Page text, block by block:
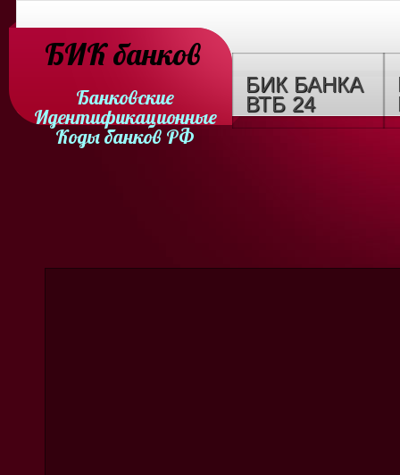
БИК банков
Банковские
Идентификационные
Коды банков РФ
БИК БАНКА
ВТБ 24